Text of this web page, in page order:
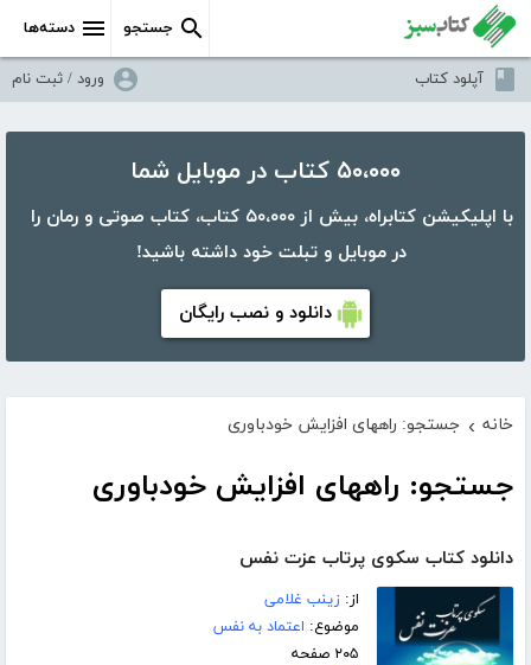
دسته‌ها جستجو
آپلود کتاب ورود / ثبت نام
۵۰،۰۰۰ کتاب در موبایل شما
با اپلیکیشن کتابراه، بیش از ۵۰،۰۰۰ کتاب، کتاب صوتی و رمان را
در موبایل و تبلت خود داشته باشید!
دانلود و نصب رایگان
خانه › جستجو: راههای افزایش خودباوری
جستجو: راههای افزایش خودباوری
دانلود کتاب سکوی پرتاب عزت ‌نفس
از:زینب غلامی
موضوع: اعتماد به نفس
۲۰۵ صفحه